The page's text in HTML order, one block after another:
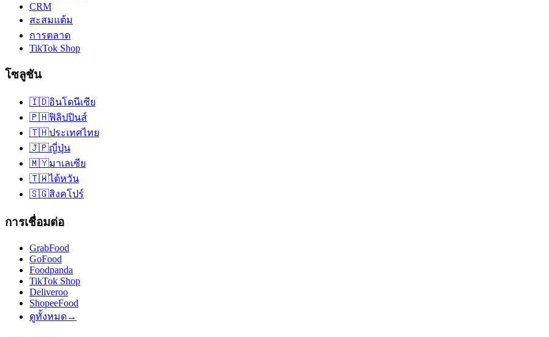
CRM
สะสมแต้ม
การตลาด
TikTok Shop
โซลูชัน
🇮🇩อินโดนีเซีย
🇵🇭ฟิลิปปินส์
🇹🇭ประเทศไทย
🇯🇵ญี่ปุ่น
🇲🇾มาเลเซีย
🇹🇼ไต้หวัน
🇸🇬สิงคโปร์
การเชื่อมต่อ
GrabFood
GoFood
Foodpanda
TikTok Shop
Deliveroo
ShopeeFood
ดูทั้งหมด→